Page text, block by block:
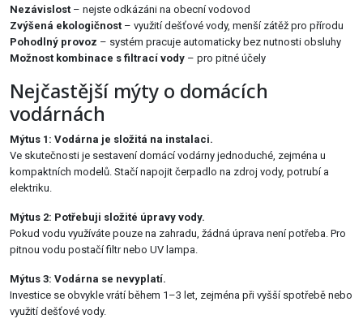
Nezávislost – nejste odkázáni na obecní vodovod
Zvýšená ekologičnost – využití dešťové vody, menší zátěž pro přírodu
Pohodlný provoz – systém pracuje automaticky bez nutnosti obsluhy
Možnost kombinace s filtrací vody – pro pitné účely
Nejčastější mýty o domácích
vodárnách
Mýtus 1: Vodárna je složitá na instalaci.
Ve skutečnosti je sestavení domácí vodárny jednoduché, zejména u
kompaktních modelů. Stačí napojit čerpadlo na zdroj vody, potrubí a
elektriku.
Mýtus 2: Potřebuji složité úpravy vody.
Pokud vodu využíváte pouze na zahradu, žádná úprava není potřeba. Pro
pitnou vodu postačí filtr nebo UV lampa.
Mýtus 3: Vodárna se nevyplatí.
Investice se obvykle vrátí během 1–3 let, zejména při vyšší spotřebě nebo
využití dešťové vody.